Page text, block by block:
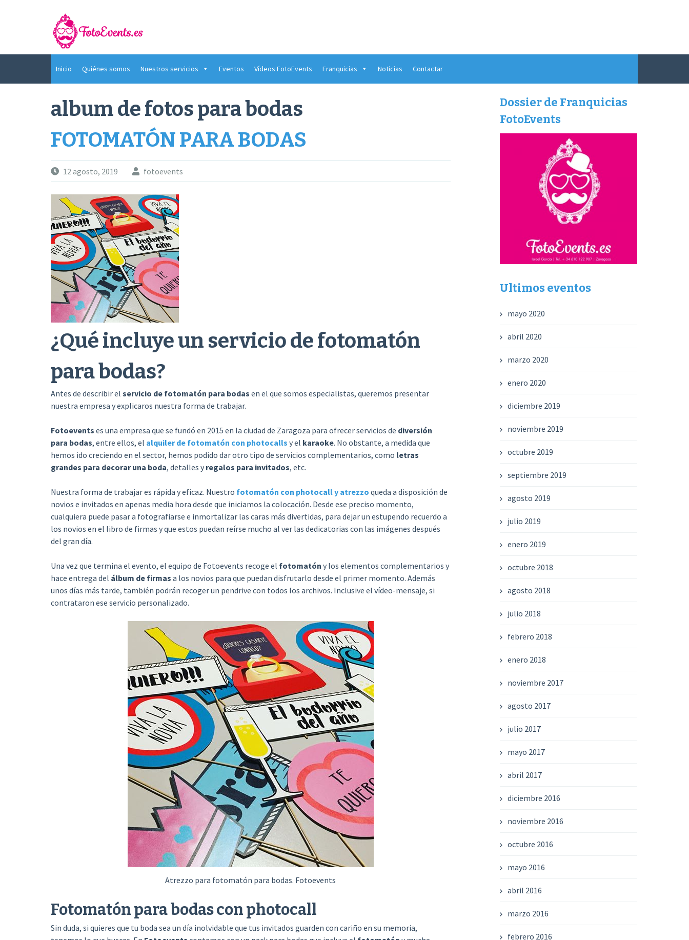
Inicio Quiénes somos Nuestros servicios Eventos Vídeos FotoEvents Franquicias Noticias Contactar
album de fotos para bodas
FOTOMATÓN PARA BODAS
12 agosto, 2019 fotoevents
¿Qué incluye un servicio de fotomatón
para bodas?
Antes de describir el servicio de fotomatón para bodas en el que somos especialistas, queremos presentar
nuestra empresa y explicaros nuestra forma de trabajar.
Fotoevents es una empresa que se fundó en 2015 en la ciudad de Zaragoza para ofrecer servicios de diversión
para bodas, entre ellos, el alquiler de fotomatón con photocalls y el karaoke. No obstante, a medida que
hemos ido creciendo en el sector, hemos podido dar otro tipo de servicios complementarios, como letras
grandes para decorar una boda, detalles y regalos para invitados, etc.
Nuestra forma de trabajar es rápida y eficaz. Nuestro fotomatón con photocall y atrezzo queda a disposición de
novios e invitados en apenas media hora desde que iniciamos la colocación. Desde ese preciso momento,
cualquiera puede pasar a fotografiarse e inmortalizar las caras más divertidas, para dejar un estupendo recuerdo a
los novios en el libro de firmas y que estos puedan reírse mucho al ver las dedicatorias con las imágenes después
del gran día.
Una vez que termina el evento, el equipo de Fotoevents recoge el fotomatón y los elementos complementarios y
hace entrega del álbum de firmas a los novios para que puedan disfrutarlo desde el primer momento. Además
unos días más tarde, también podrán recoger un pendrive con todos los archivos. Inclusive el vídeo-mensaje, si
contrataron ese servicio personalizado.
Atrezzo para fotomatón para bodas. Fotoevents
Fotomatón para bodas con photocall
Sin duda, si quieres que tu boda sea un día inolvidable que tus invitados guarden con cariño en su memoria,
Dossier de Franquicias
FotoEvents
Ultimos eventos
mayo 2020
abril 2020
marzo 2020
enero 2020
diciembre 2019
noviembre 2019
octubre 2019
septiembre 2019
agosto 2019
julio 2019
enero 2019
octubre 2018
agosto 2018
julio 2018
febrero 2018
enero 2018
noviembre 2017
agosto 2017
julio 2017
mayo 2017
abril 2017
diciembre 2016
noviembre 2016
octubre 2016
mayo 2016
abril 2016
marzo 2016
febrero 2016